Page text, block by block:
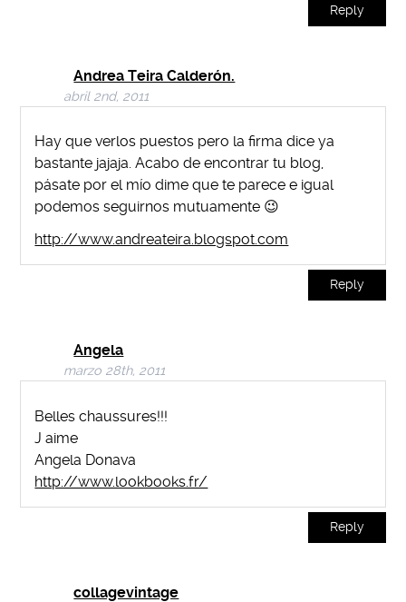
Reply
Andrea Teira Calderón.
abril 2nd, 2011
Hay que verlos puestos pero la firma dice ya
bastante jajaja. Acabo de encontrar tu blog,
pásate por el mío dime que te parece e igual
podemos seguirnos mutuamente 😉
http://www.andreateira.blogspot.com
Reply
Angela
marzo 28th, 2011
Belles chaussures!!!
J aime
Angela Donava
http://www.lookbooks.fr/
Reply
collagevintage